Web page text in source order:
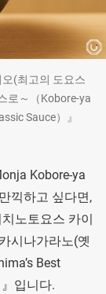
(최고의 도요스
로～（Kobore-ya
Sauce）』
Kobore-ya
끽하고 싶다면,
노토요스 카이
시나가라노(옛
Best
입니다.